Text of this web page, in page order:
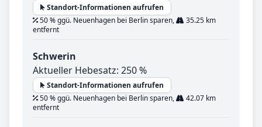
Standort-Informationen aufrufen
50 % ggü. Neuenhagen bei Berlin sparen,
35.25 km
entfernt
Schwerin
Aktueller Hebesatz: 250 %
Standort-Informationen aufrufen
50 % ggü. Neuenhagen bei Berlin sparen,
42.07 km
entfernt